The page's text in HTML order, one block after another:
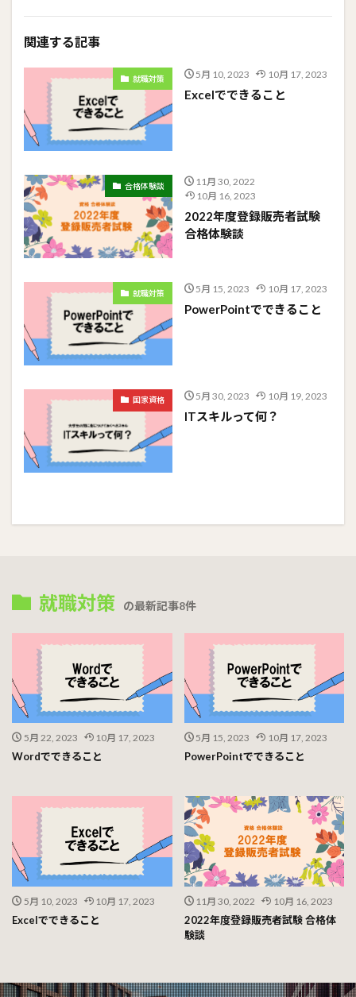
関連する記事
就職対策 5月 10, 2023 10月 17, 2023
Excelでできること
合格体験談
11月 30, 2022
10月 16, 2023
2022年度登録販売者試験
合格体験談
就職対策 5月 15, 2023 10月 17, 2023
PowerPointでできること
国家資格 5月 30, 2023 10月 19, 2023
ITスキルって何？
就職対策 の最新記事8件
5月 22, 2023 10月 17, 2023
Wordでできること
5月 15, 2023 10月 17, 2023
PowerPointでできること
5月 10, 2023 10月 17, 2023
Excelでできること
11月 30, 2022 10月 16, 2023
2022年度登録販売者試験 合格体
験談